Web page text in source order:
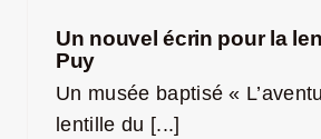
Un nouvel écrin pour la
Puy
Un musée baptisé «
lentille du [...]